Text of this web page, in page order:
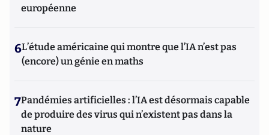
européenne
6L’étude américaine qui montre que l’IA n’est pas
(encore) un génie en maths
7Pandémies artificielles : l’IA est désormais capable
de produire des virus qui n’existent pas dans la
nature